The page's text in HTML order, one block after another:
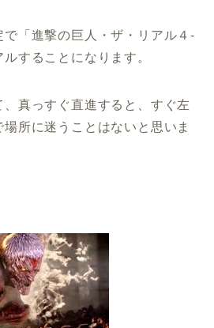
「進撃の巨人・ザ・リアル４-
することになります。
真っすぐ直進すると、すぐ左
所に迷うことはないと思いま